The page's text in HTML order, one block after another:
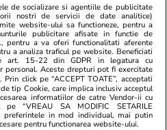
de socializare si agentiile de publicitate
nostri de servicii de date analitice)
website-ului sa functioneze, pentru a
publicitare afisate in functie de
pentru a va oferi functionalitati aferente
a analiza traficul pe website. Beneficiati
art. 15-22 din GDPR in legatura cu
personal. Aceste drepturi pot fi exercitate
. Prin click pe “ACCEPT TOATE”, acceptati
tip Cookie, care implica inclusiv acceptul
informatiilor de catre Vendor-ii cu
“VREAU SA MODIFIC SETARILE
preferintele in mod individual, mai putin
pentru functionarea website-ului.